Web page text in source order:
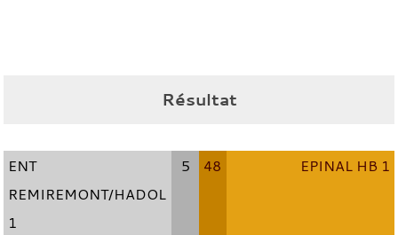
Résultat
ENT
REMIREMONT/HADOL
1
5 48 EPINAL HB 1